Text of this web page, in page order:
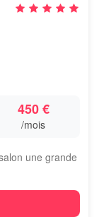
450 €
/mois
une grande